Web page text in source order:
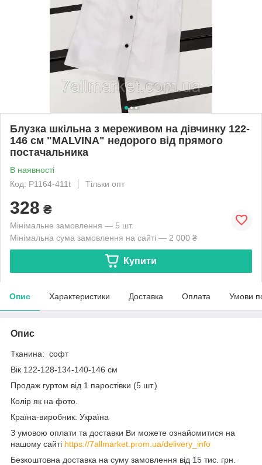
Блузка шкільна з мереживом на дівчинку 122-
146 см "MALVINA" недорого від прямого
постачальника
В наявності
Код: P1164-411t
Тільки опт
328 ₴
Мінімальне замовлення — 5 шт.
Мінімальна сума замовлення на сайті — 2 000 ₴
Купити
Опис Характеристики Доставка Оплата Умови
Опис
Тканина: софт
Вік 122-128-134-140-146 см
Продаж гуртом від 1 паростівки (5 шт.)
Колір як на фото.
Країна-виробник: Україна
З умовою оплати та доставки Ви можете ознайомитися на
нашому сайті https://7allmarket.prom.ua/delivery_info
Безкоштовна доставка на суму замовлення від 15 тис. грн.